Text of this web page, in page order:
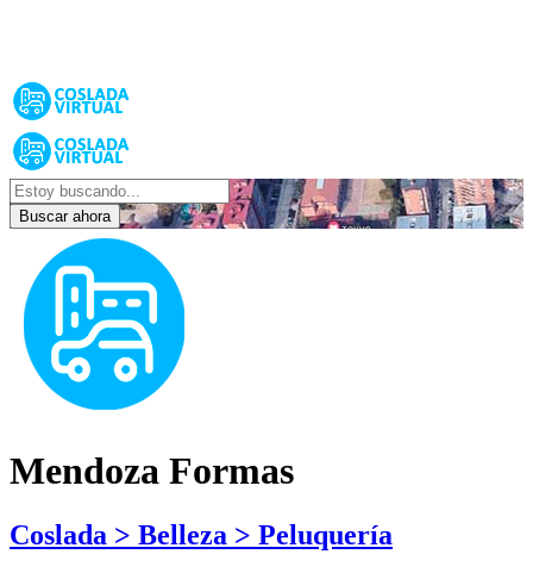
Buscar ahora
Mendoza Formas
Coslada > Belleza > Peluquería